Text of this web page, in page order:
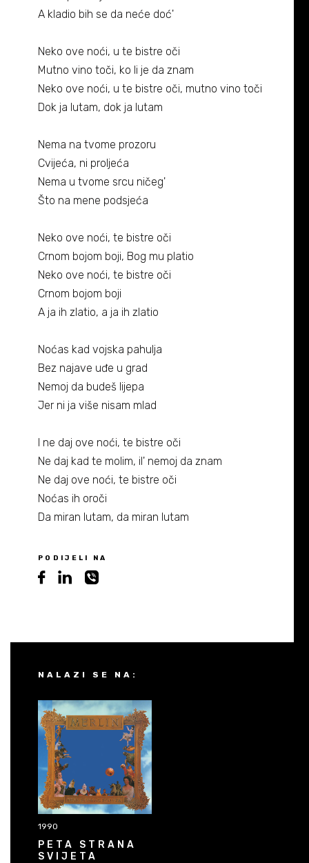
Kontakt
A kladio bih se da neće doć'
Neko ove noći, u te bistre oči
Mutno vino toči, ko li je da znam
Neko ove noći, u te bistre oči, mutno vino toči
Dok ja lutam, dok ja lutam
Nema na tvome prozoru
Cvijeća, ni proljeća
Nema u tvome srcu ničeg'
Što na mene podsjeća
Neko ove noći, te bistre oči
Crnom bojom boji, Bog mu platio
Neko ove noći, te bistre oči
Crnom bojom boji
A ja ih zlatio, a ja ih zlatio
Noćas kad vojska pahulja
Bez najave uđe u grad
Nemoj da budeš lijepa
Jer ni ja više nisam mlad
I ne daj ove noći, te bistre oči
Ne daj kad te molim, il' nemoj da znam
Ne daj ove noći, te bistre oči
Noćas ih oroči
Da miran lutam, da miran lutam
PODIJELI NA
NALAZI SE NA:
1990
PETA STRANA
SVIJETA